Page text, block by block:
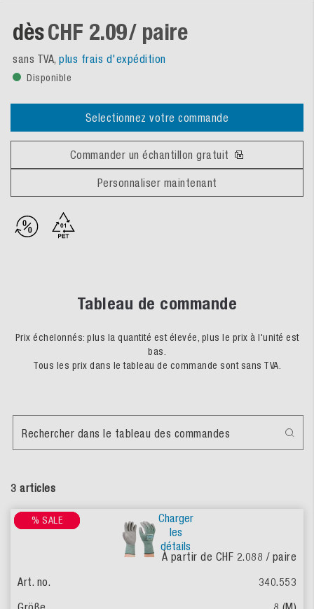
dèsCHF 2.09/ paire
sans TVA, plus frais d'expédition
Disponible
Selectionnez votre commande
Commander un échantillon gratuit
Personnaliser maintenant
Tableau de commande
Prix échelonnés: plus la quantité est élevée, plus le prix à l'unité est
bas.
Tous les prix dans le tableau de commande sont sans TVA.
3 articles
Rechercher dans le tableau des commandes
% SALE
Charger
les
détails
À partir de CHF 2.088 / paire
340.553
% SALE
% SALE